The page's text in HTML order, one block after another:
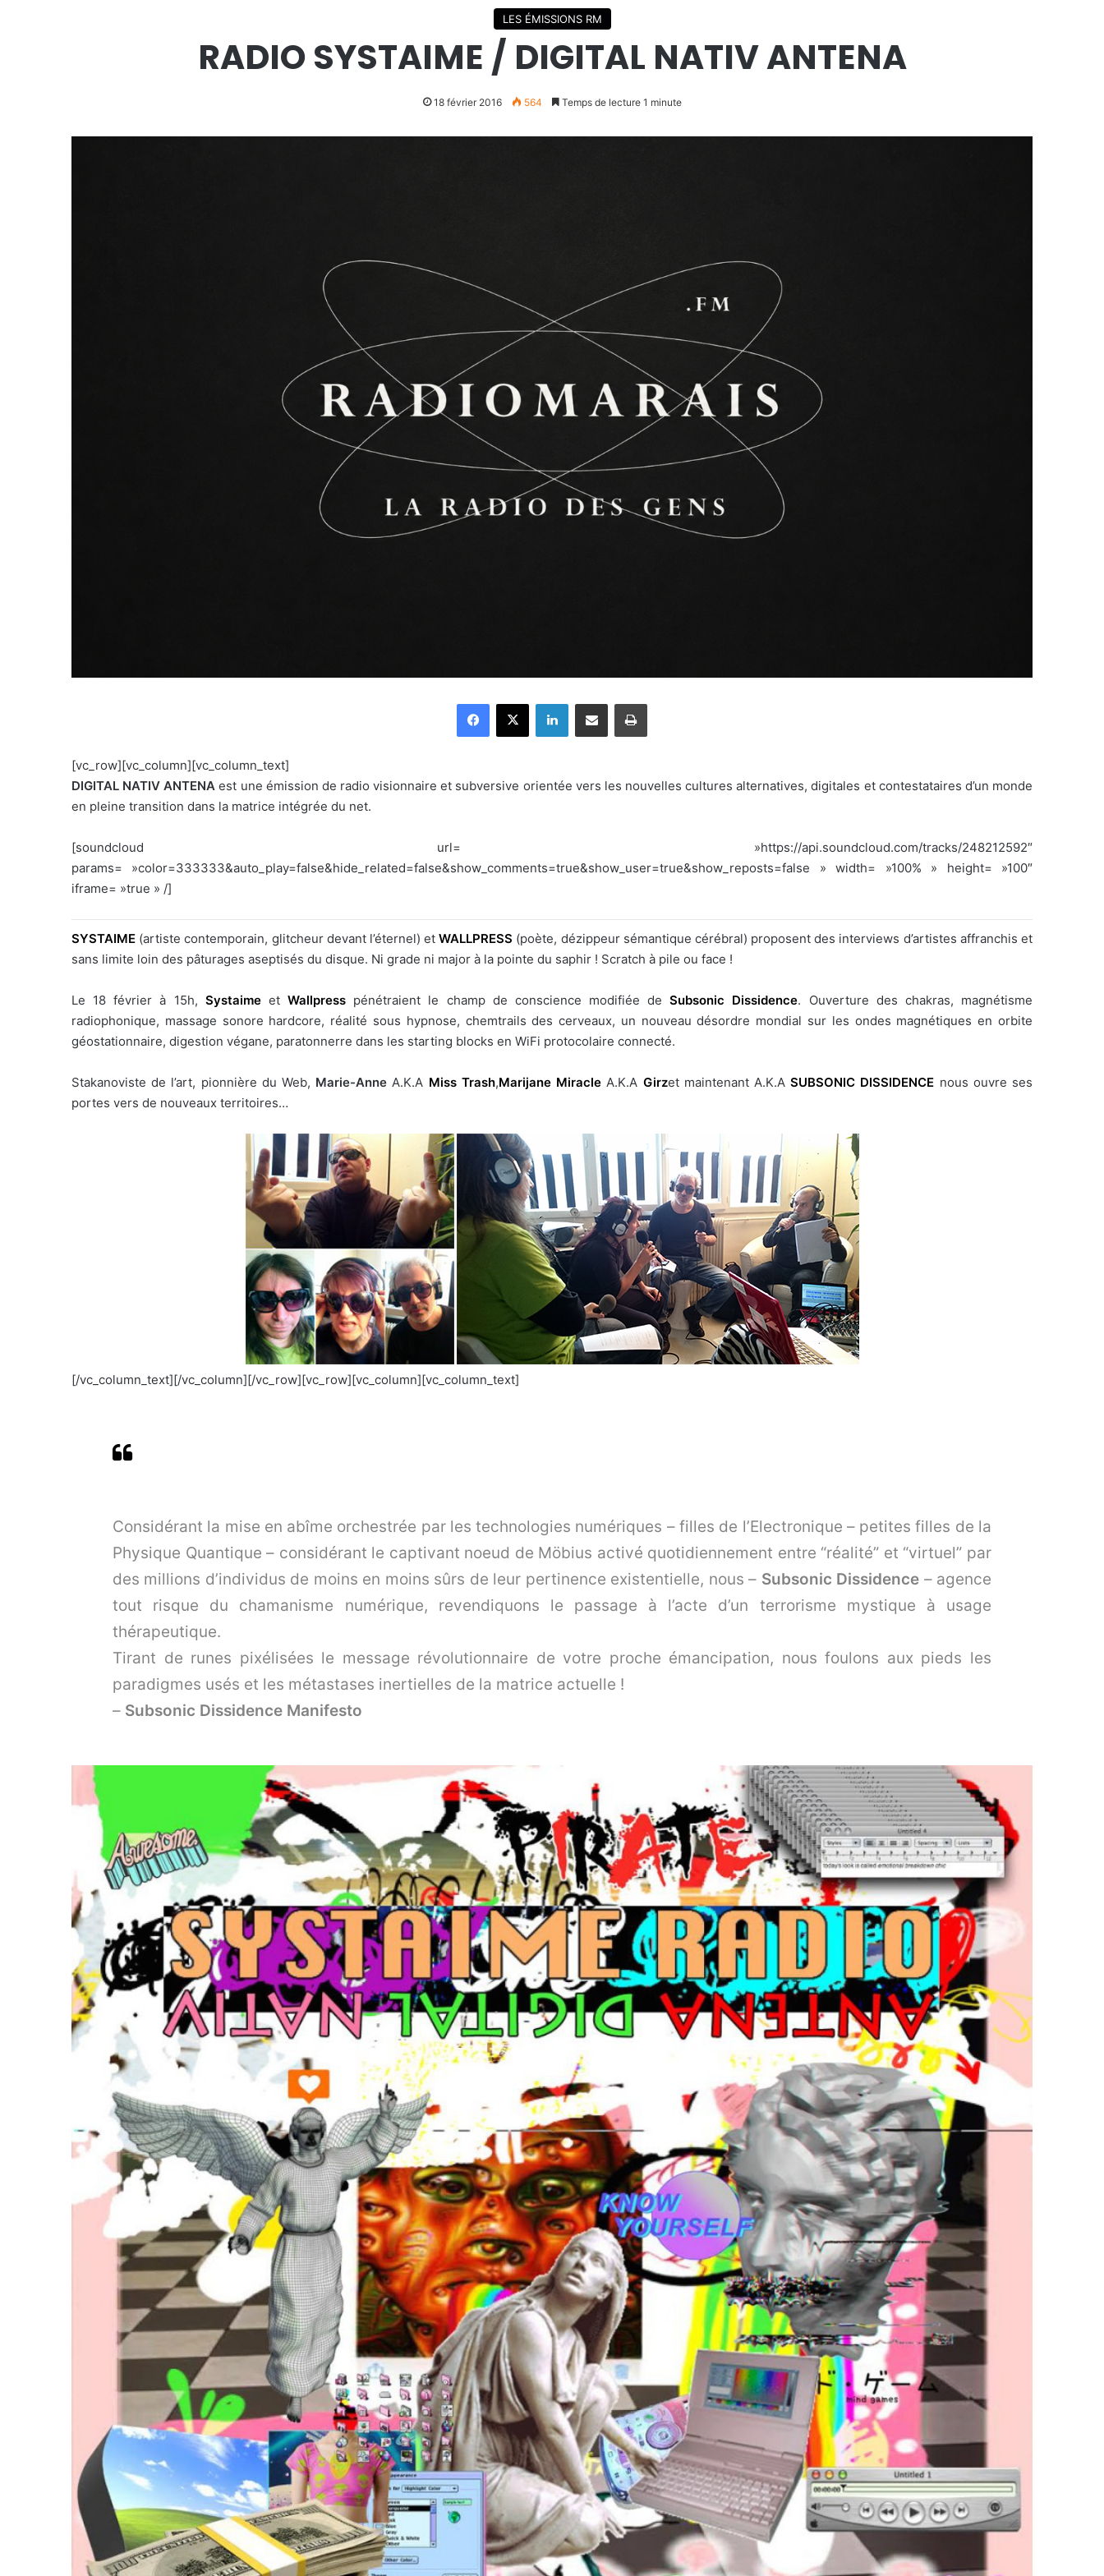
LES ÉMISSIONS RM
RADIO SYSTAIME / DIGITAL NATIV ANTENA
18 février 2016 564 Temps de lecture 1 minute
[vc_row][vc_column][vc_column_text]
DIGITAL NATIV ANTENA est une émission de radio visionnaire et subversive orientée vers les nouvelles cultures alternatives, digitales et contestataires d’un monde
en pleine transition dans la matrice intégrée du net.
[soundcloud url= »https://api.soundcloud.com/tracks/248212592″
params= »color=333333&auto_play=false&hide_related=false&show_comments=true&show_user=true&show_reposts=false » width= »100% » height= »100″
iframe= »true » /]
SYSTAIME (artiste contemporain, glitcheur devant l’éternel) etWALLPRESS (poète, dézippeur sémantique cérébral) proposent des interviews d’artistes affranchis et
sans limite loin des pâturages aseptisés du disque. Ni grade ni major à la pointe du saphir ! Scratch à pile ou face !
Le 18 février à 15h, Systaime etWallpress pénétraient le champ de conscience modifiée deSubsonic Dissidence. Ouverture des chakras, magnétisme
radiophonique, massage sonore hardcore, réalité sous hypnose, chemtrails des cerveaux, un nouveau désordre mondial sur les ondes magnétiques en orbite
géostationnaire, digestion végane, paratonnerre dans les starting blocks en WiFi protocolaire connecté.
Stakanoviste de l’art, pionnière du Web, Marie-Anne A.K.A Miss Trash,Marijane Miracle A.K.A Girzet maintenant A.K.ASUBSONIC DISSIDENCE nous ouvre ses
portes vers de nouveaux territoires…
[/vc_column_text][/vc_column][/vc_row][vc_row][vc_column][vc_column_text]
Considérant la mise en abîme orchestrée par les technologies numériques – filles de l’Electronique – petites filles de la
Physique Quantique – considérant le captivant noeud de Möbius activé quotidiennement entre “réalité” et “virtuel” par
des millions d’individus de moins en moins sûrs de leur pertinence existentielle, nous – Subsonic Dissidence – agence
tout risque du chamanisme numérique, revendiquons le passage à l’acte d’un terrorisme mystique à usage
thérapeutique.
Tirant de runes pixélisées le message révolutionnaire de votre proche émancipation, nous foulons aux pieds les
paradigmes usés et les métastases inertielles de la matrice actuelle !
– Subsonic Dissidence Manifesto